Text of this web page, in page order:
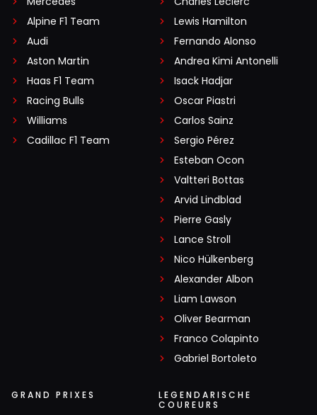
Alpine F1 Team
Audi
Aston Martin
Haas F1 Team
Racing Bulls
Williams
Cadillac F1 Team
Lewis Hamilton
Fernando Alonso
Andrea Kimi Antonelli
Isack Hadjar
Oscar Piastri
Carlos Sainz
Sergio Pérez
Esteban Ocon
Valtteri Bottas
Arvid Lindblad
Pierre Gasly
Lance Stroll
Nico Hülkenberg
Alexander Albon
Liam Lawson
Oliver Bearman
Franco Colapinto
Gabriel Bortoleto
GRAND PRIXES
LEGENDARISCHE
COUREURS